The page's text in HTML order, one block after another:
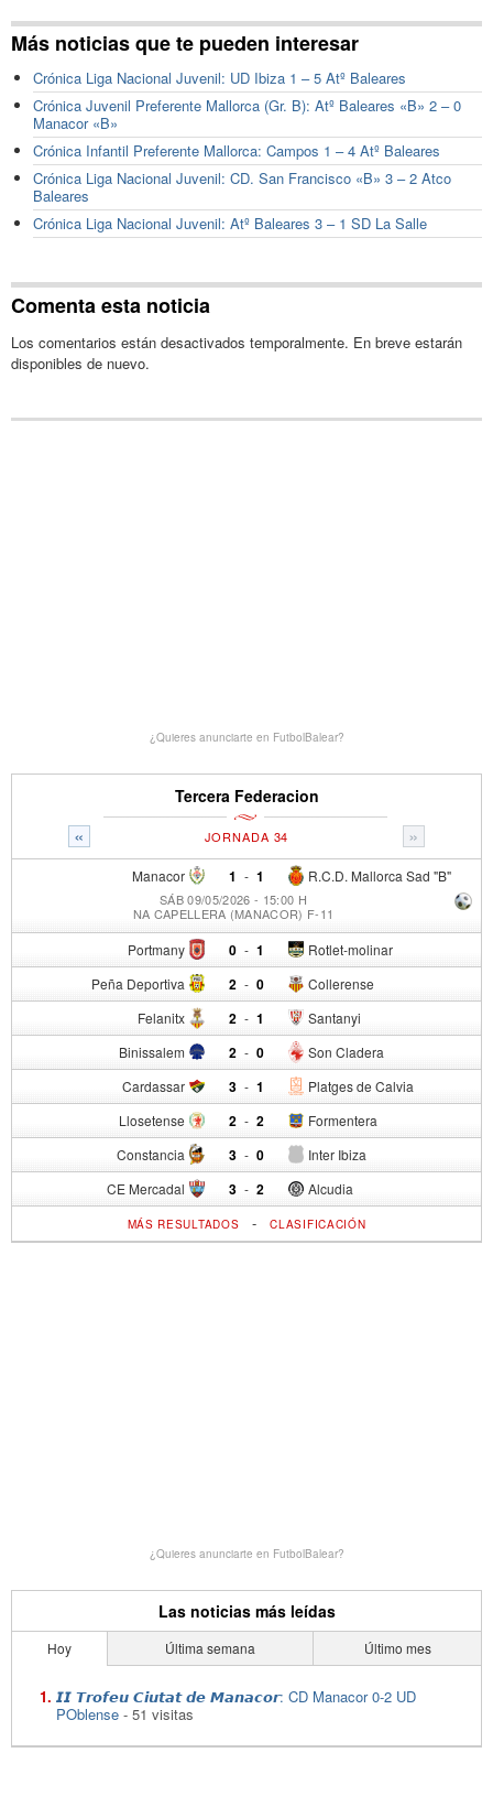
Más noticias que te pueden interesar
Crónica Liga Nacional Juvenil: UD Ibiza 1 – 5 Atº Baleares
Crónica Juvenil Preferente Mallorca (Gr. B): Atº Baleares «B» 2 – 0
Manacor «B»
Crónica Infantil Preferente Mallorca: Campos 1 – 4 Atº Baleares
Crónica Liga Nacional Juvenil: CD. San Francisco «B» 3 – 2 Atco
Baleares
Crónica Liga Nacional Juvenil: Atº Baleares 3 – 1 SD La Salle
Comenta esta noticia
Los comentarios están desactivados temporalmente. En breve estarán
disponibles de nuevo.
¿Quieres anunciarte en FutbolBalear?
Tercera Federacion
« »
JORNADA 34
Manacor 1 - R.C.D. Mallorca Sad "B"
1
SÁB 09/05/2026 - 15:00 H
NA CAPELLERA (MANACOR) F-11
Portmany 0 - Rotlet-molinar
1
Peña Deportiva 2 - Collerense
0
Felanitx 2 - Santanyi
1
Binissalem 2 - Son Cladera
0
Cardassar 3 - Platges de Calvia
1
Llosetense 2 - Formentera
2
Constancia 3 - Inter Ibiza
0
CE Mercadal 3 - Alcudia
2
MÁS RESULTADOS -CLASIFICACIÓN
¿Quieres anunciarte en FutbolBalear?
Las noticias más leídas
Hoy Última semana Último mes
𝙄𝙄 𝙏𝙧𝙤𝙛𝙚𝙪 𝘾𝙞𝙪𝙩𝙖𝙩 𝙙𝙚 𝙈𝙖𝙣𝙖𝙘𝙤𝙧: CD Manacor 0-2 UD
POblense - 51 visitas